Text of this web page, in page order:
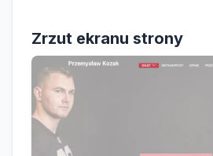
Zrzut ekranu strony